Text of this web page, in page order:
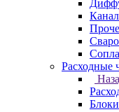
Расходные
Блоки